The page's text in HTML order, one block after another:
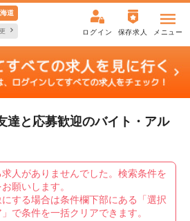
道
ログイン 保存求人 メニュー
達と応募歓迎のバイト・アル
人がありませんでした。検索条件を
願いします。
する場合は条件欄下部にある「選択
で条件を一括クリアできます。